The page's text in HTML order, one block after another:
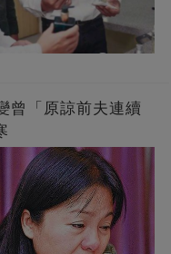
曾「原諒前夫連續